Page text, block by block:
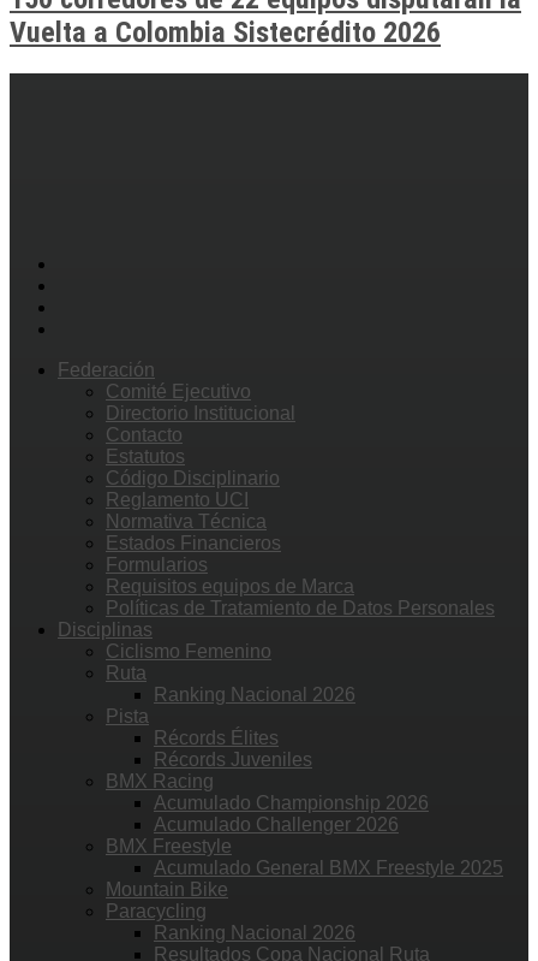
Vuelta a Colombia Sistecrédito 2026
Federación
Comité Ejecutivo
Directorio Institucional
Contacto
Estatutos
Código Disciplinario
Reglamento UCI
Normativa Técnica
Estados Financieros
Formularios
Requisitos equipos de Marca
Políticas de Tratamiento de Datos Personales
Disciplinas
Ciclismo Femenino
Ruta
Ranking Nacional 2026
Pista
Récords Élites
Récords Juveniles
BMX Racing
Acumulado Championship 2026
Acumulado Challenger 2026
BMX Freestyle
Acumulado General BMX Freestyle 2025
Mountain Bike
Paracycling
Ranking Nacional 2026
Resultados Copa Nacional Ruta